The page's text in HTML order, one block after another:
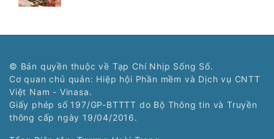
© Bản quyền thuộc về Tạp Chí Nhịp Sống Số.
Cơ quan chủ quản: Hiệp hội Phần mềm và Dịch vụ CNTT
Việt Nam - Vinasa.
Giấy phép số 197/GP-BTTTT do Bộ Thông tin và Truyền
thông cấp ngày 19/04/2016.